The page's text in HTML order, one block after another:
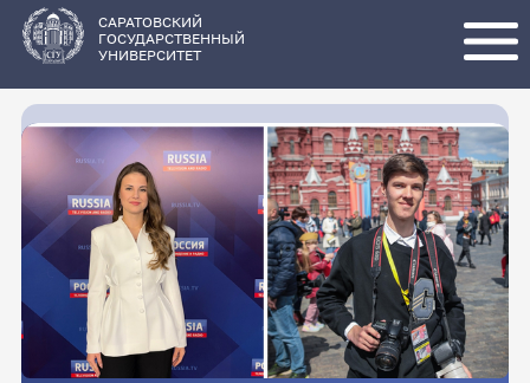
основному
содержанию
САРАТОВСКИЙ
ГОСУДАРСТВЕННЫЙ
УНИВЕРСИТЕТ